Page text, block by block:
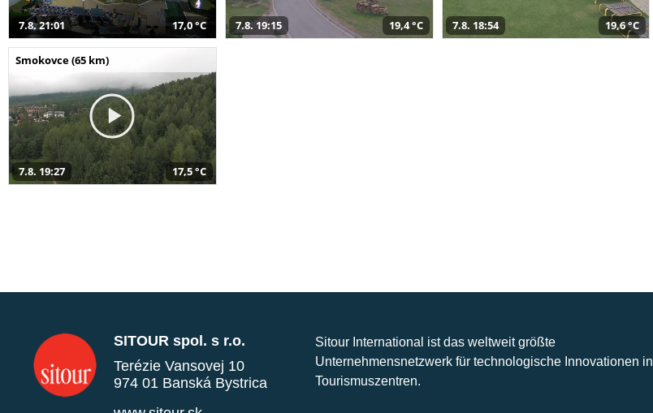
7.8. 21:01 17,0 °C 7.8. 19:15 19,4 °C 7.8. 18:54 19,6 °C
Smokovce (65 km)
7.8. 19:27 17,5 °C
SITOUR spol. s r.o.
Terézie Vansovej 10
974 01 Banská Bystrica
Sitour International ist das weltweit größte
Unternehmensnetzwerk für technologische Innovationen in
Tourismuszentren.